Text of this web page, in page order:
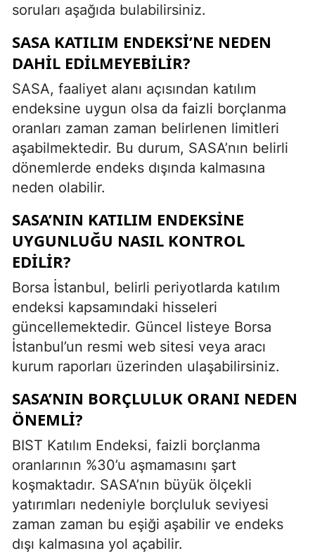
soruları aşağıda bulabilirsiniz.
SASA KATILIM ENDEKSI’NE NEDEN
DAHIL EDILMEYEBILIR?
SASA, faaliyet alanı açısından katılım
endeksine uygun olsa da faizli borçlanma
oranları zaman zaman belirlenen limitleri
aşabilmektedir. Bu durum, SASA’nın belirli
dönemlerde endeks dışında kalmasına
neden olabilir.
SASA’NIN KATILIM ENDEKSINE
UYGUNLUĞU NASIL KONTROL
EDILIR?
Borsa İstanbul, belirli periyotlarda katılım
endeksi kapsamındaki hisseleri
güncellemektedir. Güncel listeye Borsa
İstanbul’un resmi web sitesi veya aracı
kurum raporları üzerinden ulaşabilirsiniz.
SASA’NIN BORÇLULUK ORANI NEDEN
ÖNEMLI?
BIST Katılım Endeksi, faizli borçlanma
oranlarının %30’u aşmamasını şart
koşmaktadır. SASA’nın büyük ölçekli
yatırımları nedeniyle borçluluk seviyesi
zaman zaman bu eşiği aşabilir ve endeks
dışı kalmasına yol açabilir.